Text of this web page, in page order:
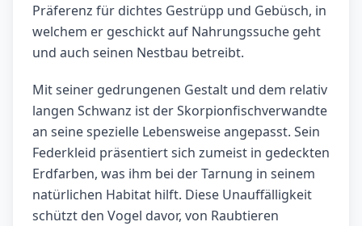
Präferenz für dichtes Gestrüpp und Gebüsch, in
welchem er geschickt auf Nahrungssuche geht
und auch seinen Nestbau betreibt.
Mit seiner gedrungenen Gestalt und dem relativ
langen Schwanz ist der Skorpionfischverwandte
an seine spezielle Lebensweise angepasst. Sein
Federkleid präsentiert sich zumeist in gedeckten
Erdfarben, was ihm bei der Tarnung in seinem
natürlichen Habitat hilft. Diese Unauffälligkeit
schützt den Vogel davor, von Raubtieren